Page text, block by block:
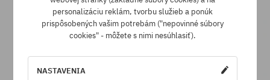
personalizáciu reklám, tvorbu služieb a ponúk
prispôsobených vašim potrebám ("nepovinné súbory
cookies" - môžete s nimi nesúhlasiť).
NASTAVENIA